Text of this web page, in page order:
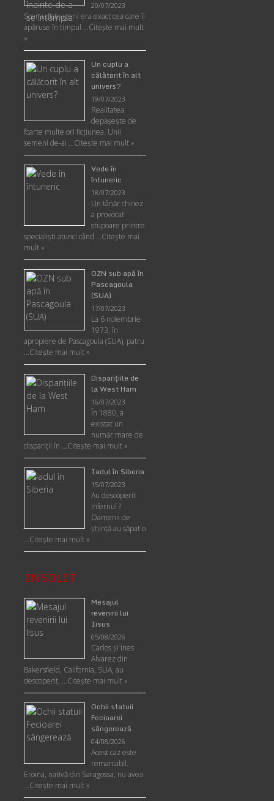
20/07/2023
Scena distrugerii era exact cea care îi
apăruse în timpul …Citește mai mult
»
Un cuplu a
călătorit în alt
univers?
19/07/2023
Realitatea
depăşeşte de
foarte multe ori ficţiunea. Unii
semeni de-ai …Citește mai mult »
Vede în
întuneric
18/07/2023
Un tânăr chinez
a provocat
stupoare printre
specialişti atunci când …Citește mai
mult »
OZN sub apă în
Pascagoula
(SUA)
17/07/2023
La 6 noiembrie
1973, în
apropiere de Pascagoula (SUA), patru
…Citește mai mult »
Disparițiile de
la West Ham
16/07/2023
În 1880, a
existat un
număr mare de
dispariții în …Citește mai mult »
Iadul în Siberia
15/07/2023
Au descoperit
Infernul ?
Oamenii de
ştiinţă au săpat o
…Citește mai mult »
INSOLIT
Mesajul
revenirii lui
Iisus
05/08/2026
Carlos şi Ines
Alvarez din
Bakersfield, California, SUA, au
descoperit, …Citeşte mai mult »
Ochii statuii
Fecioarei
sângerează
04/08/2026
Acest caz este
remarcabil.
Eroina, nativă din Saragossa, nu avea
…Citeşte mai mult »